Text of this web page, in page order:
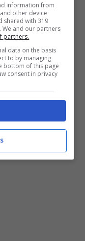
Vice
Segretario-
Consiglieri, Dr.
altro formiano,
dell’Ass.
information from
other device
shared with 319
We and our partners
partners.
data on the basis
to by managing
bottom of this page
consent in privacy